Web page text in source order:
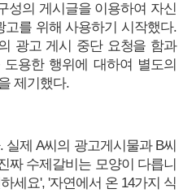
성의 게시글을 이용하여 자신
를 위해 사용하기 시작했다.
광고 게시 중단 요청을 함과
용한 행위에 대하여 별도의
제기했다.
제 A씨의 광고게시물과 B씨
짜 수제갈비는 모양이 다릅니
세요', '자연에서 온 14가지 식